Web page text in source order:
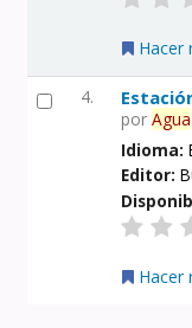
Hacer
4.
porAgua
Idioma:
Editor:
Hacer